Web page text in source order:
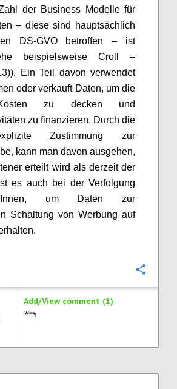
der Business Modelle für
– diese sind hauptsächlich
DS-GVO betroffen – ist
beispielsweise Croll –
Ein Teil davon verwendet
oder verkauft Daten, um die
zu decken und
zu finanzieren. Durch die
Zustimmung zur
kann man davon ausgehen,
erteilt wird als derzeit der
es auch bei der Verfolgung
um Daten zur
Schaltung von Werbung auf
Add/View comment (1)